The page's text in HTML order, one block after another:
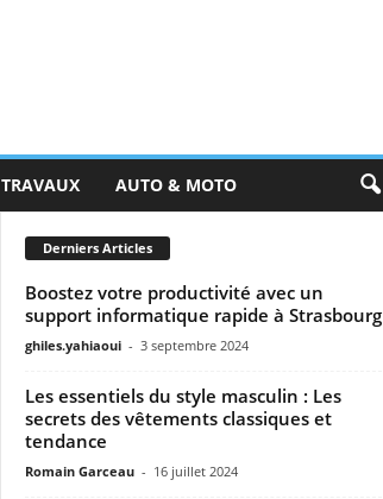
TRAVAUX AUTO & MOTO
Derniers Articles
Boostez votre productivité avec un
support informatique rapide à Strasbourg
ghiles.yahiaoui - 3 septembre 2024
Les essentiels du style masculin : Les
secrets des vêtements classiques et
tendance
Romain Garceau - 16 juillet 2024